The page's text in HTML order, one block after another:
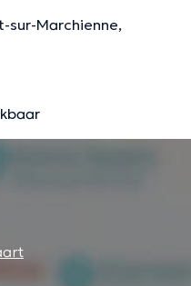
sur-Marchienne,